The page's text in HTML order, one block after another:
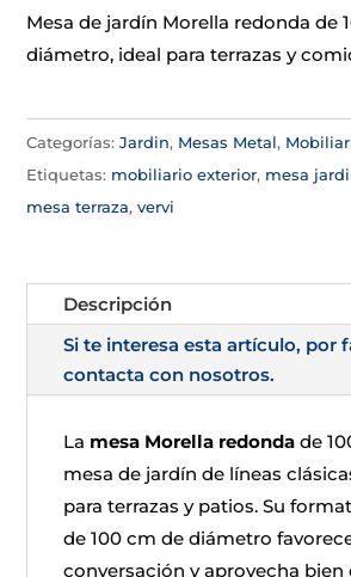
Mesa de jardín Morella redonda de
diámetro, ideal para terrazas y
Categorías:Jardin, Mesas Metal,
Etiquetas: mobiliario exterior, mesa
mesa terraza,vervi
Descripción
Si te interesa esta artículo, por
contacta con nosotros.
La mesa Morella redonda de
mesa de jardín de líneas
para terrazas y patios. Su
de 100 cm de diámetro
conversación y aprovecha bien